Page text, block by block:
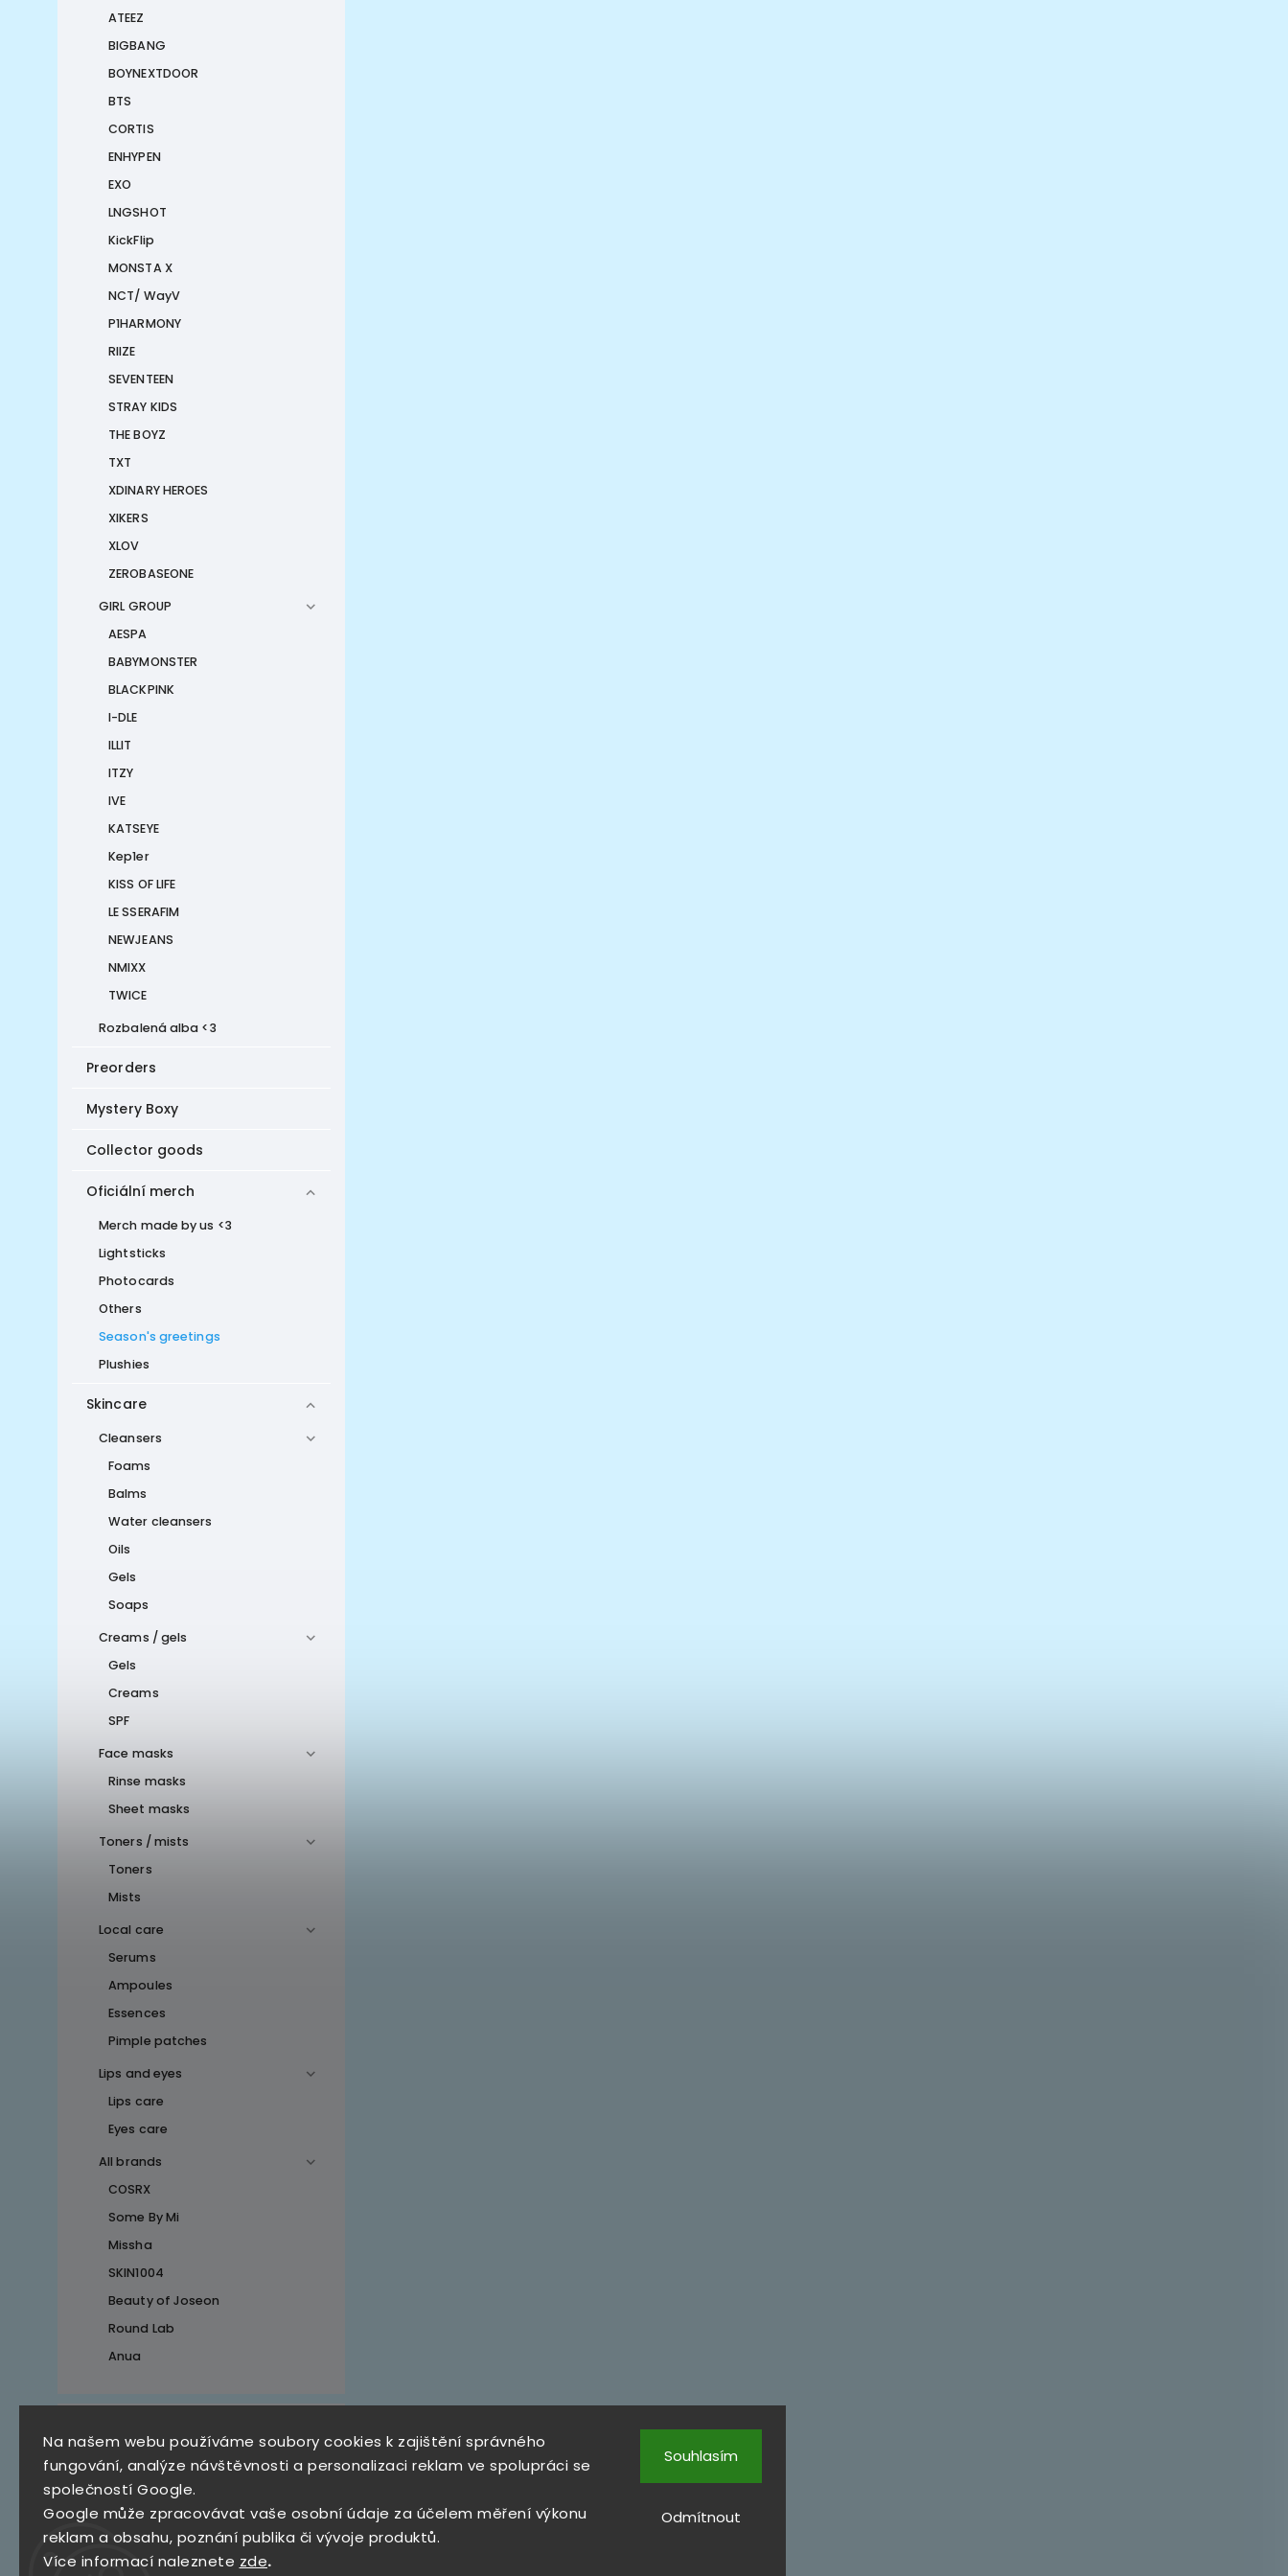
Na našem webu používáme soubory cookies k zajištění správného
fungování, analýze návštěvnosti a personalizaci reklam ve spolupráci se
společností Google.
Google může zpracovávat vaše osobní údaje za účelem měření výkonu
reklam a obsahu, poznání publika či vývoje produktů.
Více informací naleznete zde.
Odmítnout
Souhlasím
ATEEZ
BIGBANG
BOYNEXTDOOR
BTS
CORTIS
ENHYPEN
EXO
LNGSHOT
KickFlip
MONSTA X
NCT/ WayV
P1HARMONY
RIIZE
SEVENTEEN
STRAY KIDS
THE BOYZ
TXT
XDINARY HEROES
XIKERS
XLOV
ZEROBASEONE
GIRL GROUP
AESPA
BABYMONSTER
BLACKPINK
I-DLE
ILLIT
ITZY
IVE
KATSEYE
Kep1er
KISS OF LIFE
LE SSERAFIM
NEWJEANS
NMIXX
TWICE
Rozbalená alba <3
Preorders
Mystery Boxy
Collector goods
Oficiální merch
Merch made by us <3
Lightsticks
Photocards
Others
Season's greetings
Plushies
Skincare
Cleansers
Foams
Balms
Water cleansers
Oils
Gels
Soaps
Creams / gels
Gels
Creams
SPF
Face masks
Rinse masks
Sheet masks
Toners / mists
Toners
Mists
Local care
Serums
Ampoules
Essences
Pimple patches
Lips and eyes
Lips care
Eyes care
All brands
COSRX
Some By Mi
Missha
SKIN1004
Beauty of Joseon
Round Lab
Anua
Top 10 produktů
SKZ Mystery Box
790 Kč
Stray Kids – KARMA [The
4th Full Album ]
(CEREMONY VER.,